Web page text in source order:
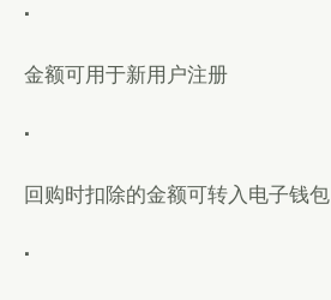
•
金额可用于新用户注册
•
回购时扣除的金额可转入电子钱包
•